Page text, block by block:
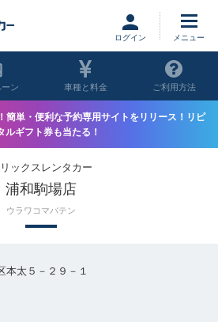
ログイン
ン 車種と料金 ご利用方法
簡単・便利な予約専用サイトをリリース！リピ
ギフト券も当たる！
ックスレンタカー
浦和駒場店
ウラワコマバテン
本太５－２９－１